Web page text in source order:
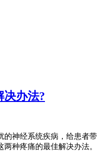
决办法?
的神经系统疾病，给患者带
种疼痛的最佳解决办法。